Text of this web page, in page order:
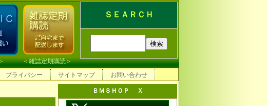
ＳＥＡＲＣＨ
＜雑誌定期購読＞
プライバシー サイトマップ お問い合わせ
ＢＭＳＨＯＰ Ｘ